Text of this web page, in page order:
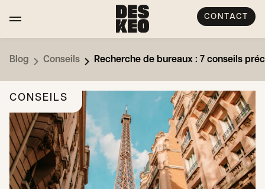
CONTACT
Blog Conseils Recherche de bureaux : 7 conseils
CONSEILS